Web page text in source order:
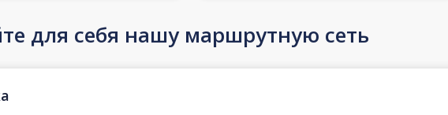
для себя нашу маршрутную сеть